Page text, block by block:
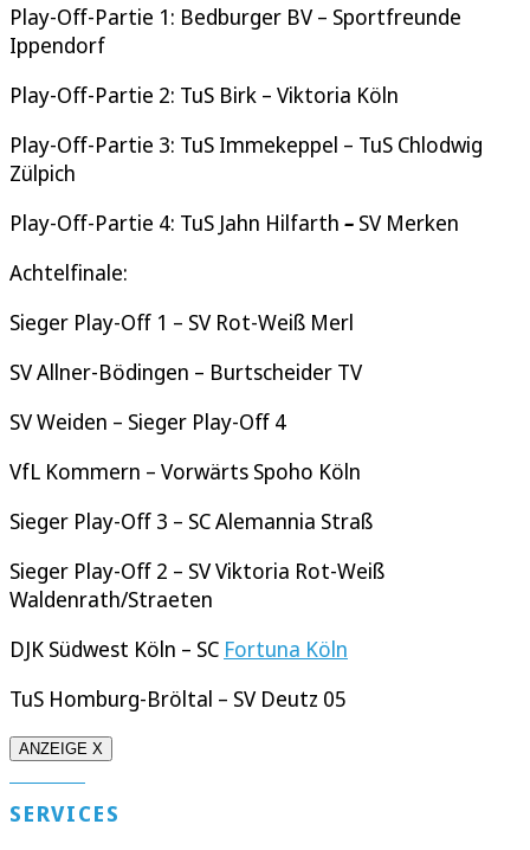
Play-Off-Partie 1: Bedburger BV – Sportfreunde
Ippendorf
Play-Off-Partie 2: TuS Birk – Viktoria Köln
Play-Off-Partie 3: TuS Immekeppel – TuS Chlodwig
Zülpich
Play-Off-Partie 4: TuS Jahn Hilfarth – SV Merken
Achtelfinale:
Sieger Play-Off 1 – SV Rot-Weiß Merl
SV Allner-Bödingen – Burtscheider TV
SV Weiden – Sieger Play-Off 4
VfL Kommern – Vorwärts Spoho Köln
Sieger Play-Off 3 – SC Alemannia Straß
Sieger Play-Off 2 – SV Viktoria Rot-Weiß
Waldenrath/Straeten
DJK Südwest Köln – SC Fortuna Köln
TuS Homburg-Bröltal – SV Deutz 05
ANZEIGE X
SERVICES